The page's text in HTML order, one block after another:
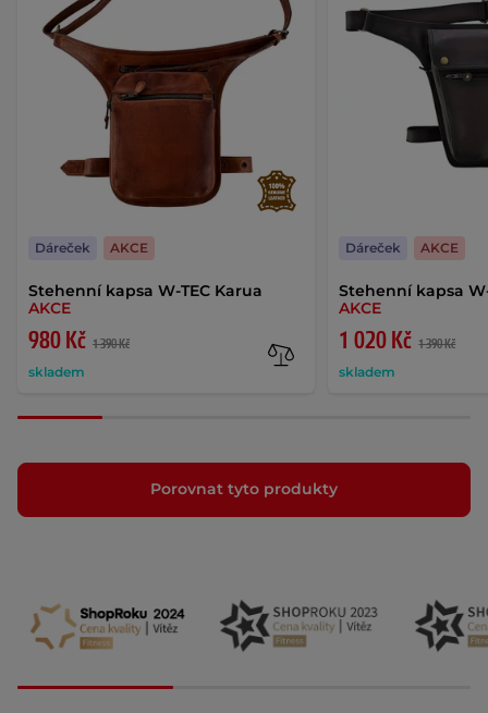
Stehenní kapsa W-TEC Karua
AKCE
980 Kč 1 390 Kč
skladem
Dáreček AKCE
Stehenní kapsa
AKCE
1 020 Kč 1 390 Kč
skladem
Dáreček AKCE
Porovnat tyto produkty